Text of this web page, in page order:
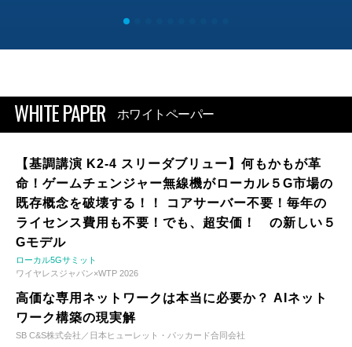
WHITE PAPER ホワイトペーパー
【基調講演 K2-4 スリーダブリュー】何もかもが革
命！ゲームチェンジャー無線機がローカル５G市場の
既存概念を破壊する！！ コアサーバー不要！毎年の
ライセンス費用も不要！でも、超安価！ の新しい５
Gモデル
ローカル5Gサミット
ワイヤレスジャパン×WTP 2026
高価な専用ネットワークは本当に必要か？ AIネット
ワーク構築の現実解
SB C&S株式会社／日本ヒューレット・パッカード合同会社